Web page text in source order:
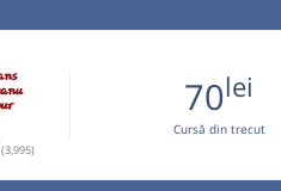
(3,995)
70lei
Cursă din trecut